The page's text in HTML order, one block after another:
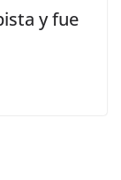
y fue